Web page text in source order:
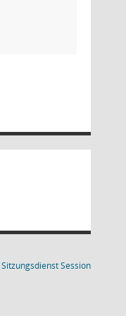
SitzungsdienstSession(Wird in